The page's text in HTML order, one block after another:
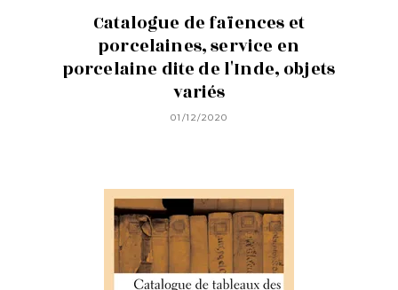
Catalogue de faïences et
porcelaines, service en
porcelaine dite de l'Inde, objets
variés
01/12/2020